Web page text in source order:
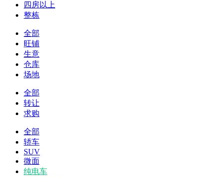
四房以上
整栋
全部
旺铺
生意
仓库
场地
全部
转让
求购
全部
轿车
SUV
微面
纯电车